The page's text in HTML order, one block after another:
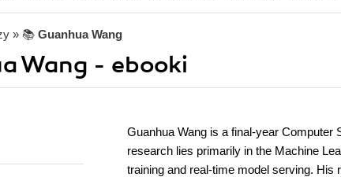
» 📚 Guanhua Wang
Wang - ebooki
Guanhua Wang is a final-year
research lies primarily in the Machine
training and real-time model serving. His